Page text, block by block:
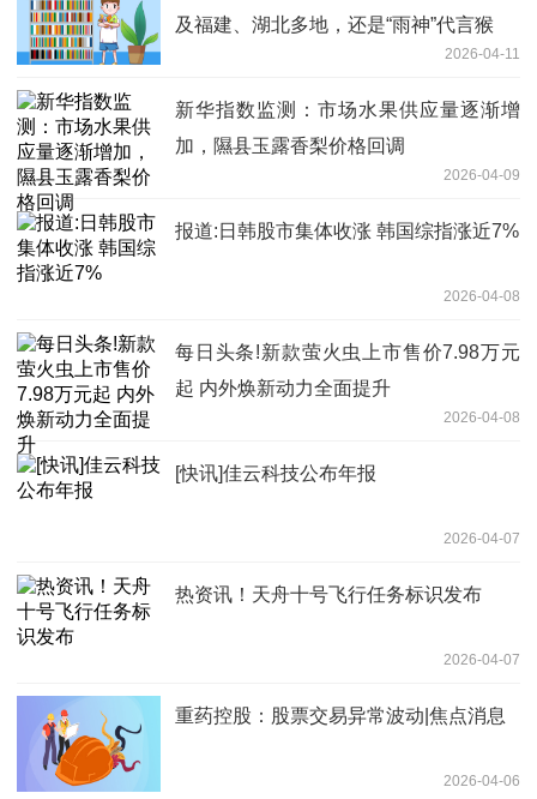
及福建、湖北多地，还是“雨神”代言猴
2026-04-11
新华指数监测：市场水果供应量逐渐增
加，隰县玉露香梨价格回调
2026-04-09
报道:日韩股市集体收涨 韩国综指涨近7%
2026-04-08
每日头条!新款萤火虫上市售价7.98万元
起 内外焕新动力全面提升
2026-04-08
[快讯]佳云科技公布年报
2026-04-07
热资讯！天舟十号飞行任务标识发布
2026-04-07
重药控股：股票交易异常波动|焦点消息
2026-04-06